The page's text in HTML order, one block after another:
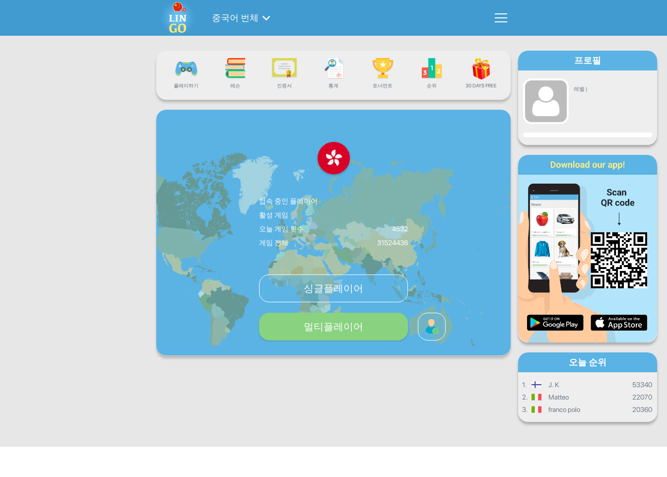
중국어 번체
플레이하기 레슨 인증서 통계 토너먼트 순위 30 DAYS FREE
접속 중인 플레이어
활성 게임
오늘 게임 횟수
4532
게임 전체
31524436
싱글플레이어
멀티플레이어
프로필
레벨 |
진행
수 목
토 일
일일 진행상황
월별 진행상황
전체 진행상태
오늘 순위
1. J. K
53340
2.
Matteo
22070
3.
franco polo 20360